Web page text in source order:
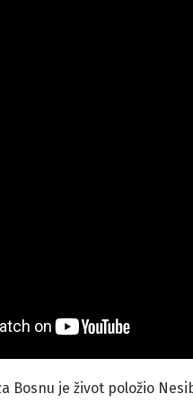
Bosnu je život položio